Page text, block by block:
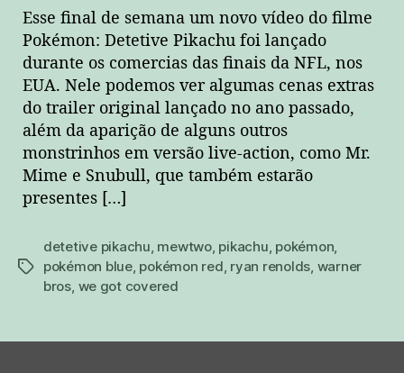
Esse final de semana um novo vídeo do filme
Pokémon: Detetive Pikachu foi lançado
durante os comercias das finais da NFL, nos
EUA. Nele podemos ver algumas cenas extras
do trailer original lançado no ano passado,
além da aparição de alguns outros
monstrinhos em versão live-action, como Mr.
Mime e Snubull, que também estarão
presentes […]
tags
detetive pikachu, mewtwo, pikachu, pokémon,
pokémon blue, pokémon red, ryan renolds, warner
bros, we got covered